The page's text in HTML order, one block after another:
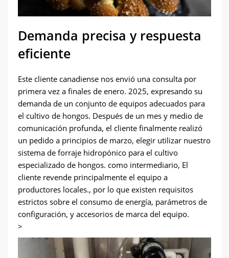
Demanda precisa y respuesta
eficiente
Este cliente canadiense nos envió una consulta por
primera vez a finales de enero. 2025, expresando su
demanda de un conjunto de equipos adecuados para
el cultivo de hongos. Después de un mes y medio de
comunicación profunda, el cliente finalmente realizó
un pedido a principios de marzo, elegir utilizar nuestro
sistema de forraje hidropónico para el cultivo
especializado de hongos. como intermediario, El
cliente revende principalmente el equipo a
productores locales., por lo que existen requisitos
estrictos sobre el consumo de energía, parámetros de
configuración, y accesorios de marca del equipo.
>